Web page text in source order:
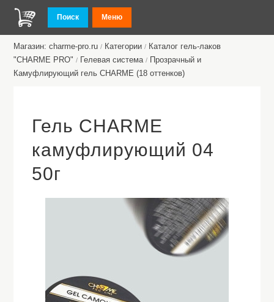
Поиск Меню
Магазин: charme-pro.ru / Категории / Каталог гель-лаков
"CHARME PRO" / Гелевая система / Прозрачный и
Камуфлирующий гель CHARME (18 оттенков)
Гель CHARME
камуфлирующий 04
50г